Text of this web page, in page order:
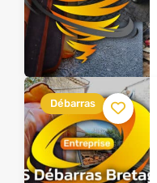
Débarras